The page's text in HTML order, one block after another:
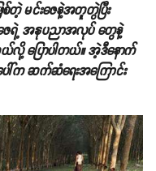
မင်းဇေနဲ့အတူတွဲပြီး
ဇေရဲ့ အနုပညာအလုပ် တွေနဲ့
ပြောပါတယ်။ အဲ့ဒီနောက်
က ဆက်ဆံရေးအကြောင်း